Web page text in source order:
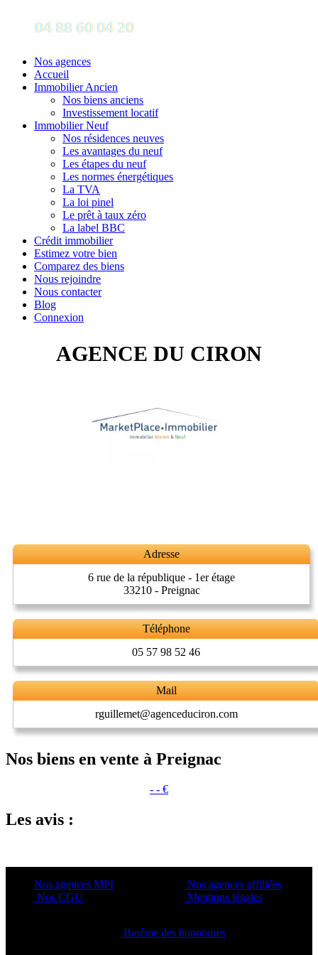
Nos agences
Accueil
Immobilier Ancien
Nos biens anciens
Investissement locatif
Immobilier Neuf
Nos résidences neuves
Les avantages du neuf
Les étapes du neuf
Les normes énergétiques
La TVA
La loi pinel
Le prêt à taux zéro
La label BBC
Crédit immobilier
Estimez votre bien
Comparez des biens
Nous rejoindre
Nous contacter
Blog
Connexion
AGENCE DU CIRON
Adresse
6 rue de la république - 1er étage
33210 - Preignac
Téléphone
05 57 98 52 46
Mail
rguillemet@agenceduciron.com
Nos biens en vente à Preignac
- - €
Les avis :
Nos agences MPI
Nos CGU
Nos agences affiliées
Mentions légales
Barême des honoraires